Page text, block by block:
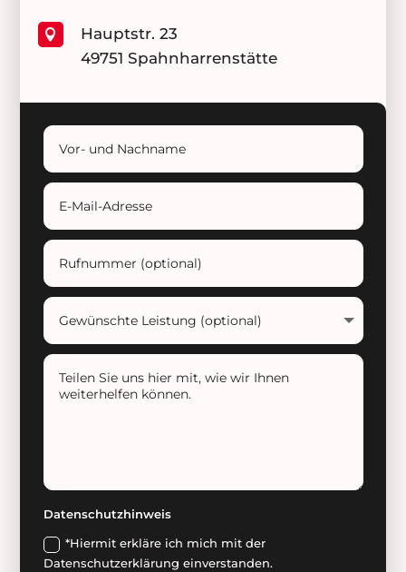

Hauptstr. 23
49751 Spahnharrenstätte
Datenschutzhinweis
*Hiermit erkläre ich mich mit der
Datenschutzerklärung einverstanden.